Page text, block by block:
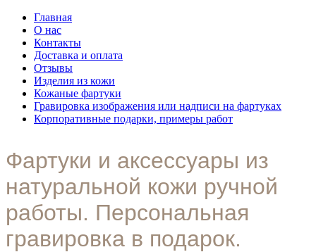
Главная
О нас
Контакты
Доставка и оплата
Отзывы
Изделия из кожи
Кожаные фартуки
Гравировка изображения или надписи на фартуках
Корпоративные подарки, примеры работ
Фартуки и аксессуары из
натуральной кожи ручной
работы. Персональная
гравировка в подарок.